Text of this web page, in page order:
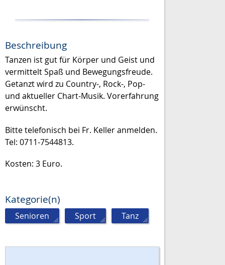
Beschreibung
Tanzen ist gut für Körper und Geist und
vermittelt Spaß und Bewegungsfreude.
Getanzt wird zu Country-, Rock-, Pop-
und aktueller Chart-Musik. Vorerfahrung
erwünscht.
Bitte telefonisch bei Fr. Keller anmelden.
Tel: 0711-7544813.
Kosten: 3 Euro.
Kategorie(n)
Senioren Sport Tanz